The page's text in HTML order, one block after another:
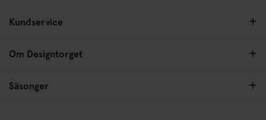
Kundservice
Om Designtorget
Säsonger